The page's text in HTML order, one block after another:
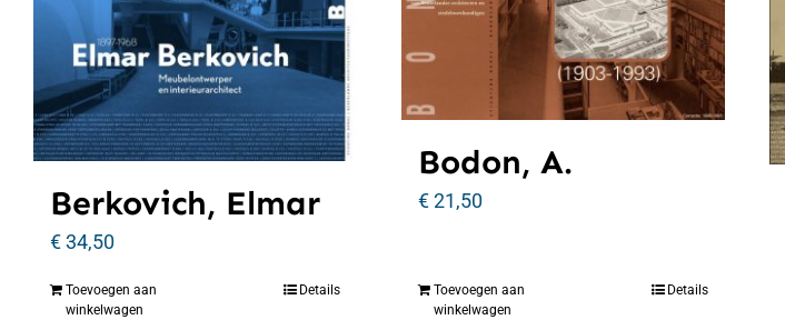
Berkovich, Elmar
€34,50
Toevoegen aan
winkelwagen
Details
Bodon, A.
€21,50
Toevoegen aan
winkelwagen
Details